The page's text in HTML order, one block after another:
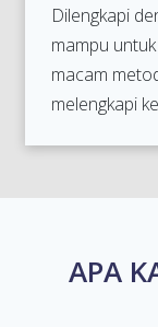
Dilengkapi
mampu
macam
melengkapi
APA